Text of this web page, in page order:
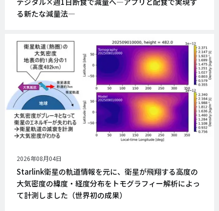
日
る新たな減量法―
公
開
日
2026年08月04日
Starlink衛星の軌道情報を元に、衛星が飛翔する高度の
大気密度の緯度・経度分布をトモグラフィー解析によっ
て計測しました（世界初の成果）